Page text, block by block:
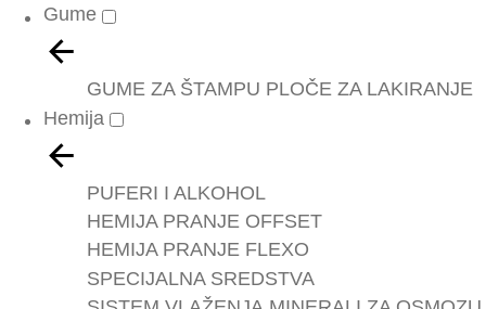
Gume
GUME ZA ŠTAMPU PLOČE ZA LAKIRANJE
Hemija
PUFERI I ALKOHOL
HEMIJA PRANJE OFFSET
HEMIJA PRANJE FLEXO
SPECIJALNA SREDSTVA